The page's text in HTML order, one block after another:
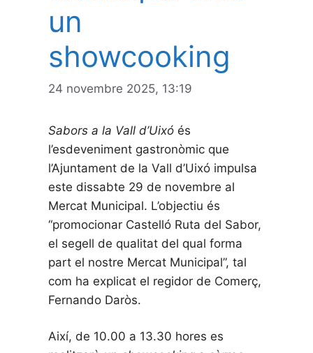
un
showcooking
24 novembre 2025, 13:19
Sabors a la Vall d’Uixó és
l’esdeveniment gastronòmic que
l’Ajuntament de la Vall d’Uixó impulsa
este dissabte 29 de novembre al
Mercat Municipal. L’objectiu és
“promocionar Castelló Ruta del Sabor,
el segell de qualitat del qual forma
part el nostre Mercat Municipal”, tal
com ha explicat el regidor de Comerç,
Fernando Daròs.
Així, de 10.00 a 13.30 hores es